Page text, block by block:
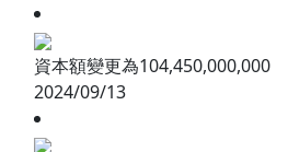
資本額變更為104,450,000,000
2024/09/13